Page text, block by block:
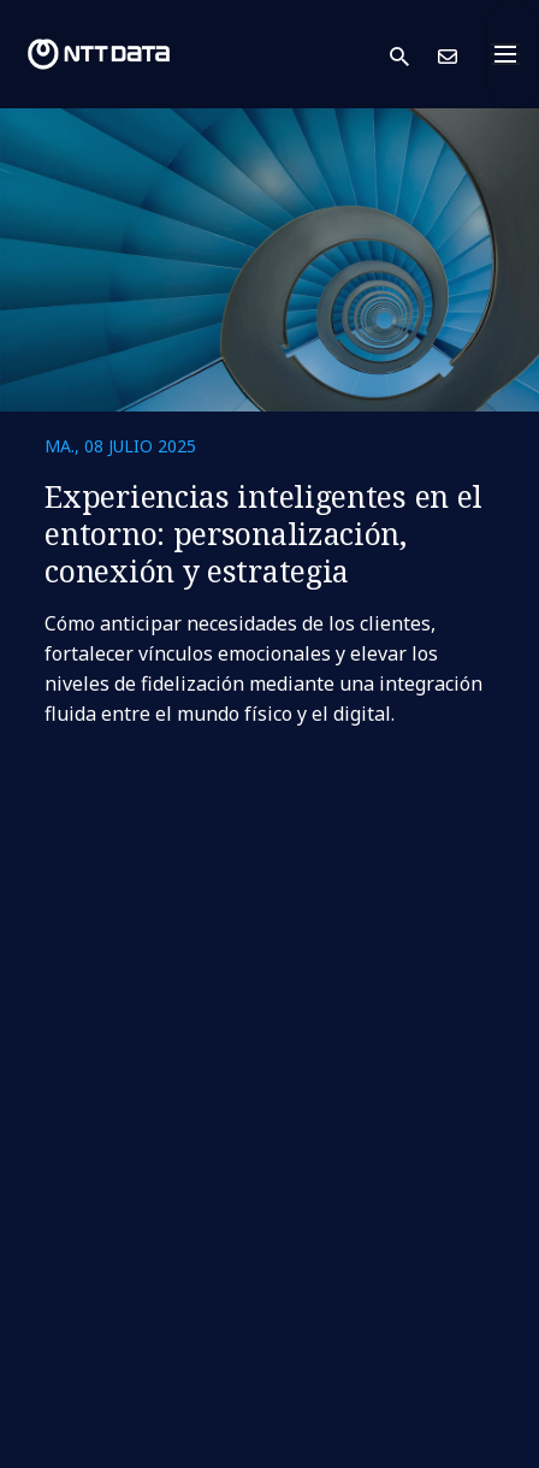
search
MA., 08 JULIO 2025
Experiencias inteligentes en el
entorno: personalización,
conexión y estrategia
Cómo anticipar necesidades de los clientes,
fortalecer vínculos emocionales y elevar los
niveles de fidelización mediante una integración
fluida entre el mundo físico y el digital.